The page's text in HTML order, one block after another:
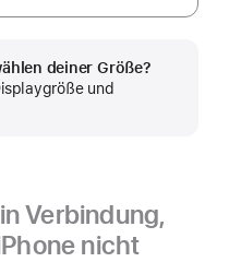
deiner Größe?
und
Verbindung,
nicht